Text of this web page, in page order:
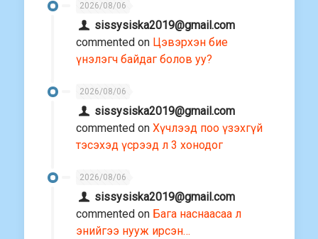
2026/08/06
sissysiska2019@gmail.com
commented on Цэвэрхэн бие
үнэлэгч байдаг болов уу?
2026/08/06
sissysiska2019@gmail.com
commented on Хүчлээд поо үзэхгүй
тэсэхэд үсрээд л 3 хонодог
2026/08/06
sissysiska2019@gmail.com
commented on Бага наснаасаа л
энийгээ нууж ирсэн…